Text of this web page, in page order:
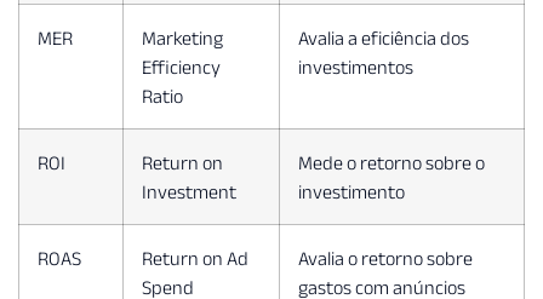
MER
Marketing
Efficiency
Ratio
Avalia a eficiência dos
investimentos
ROI
Return on
Investment
Mede o retorno sobre o
investimento
ROAS
Return on Ad
Spend
Avalia o retorno sobre
gastos com anúncios